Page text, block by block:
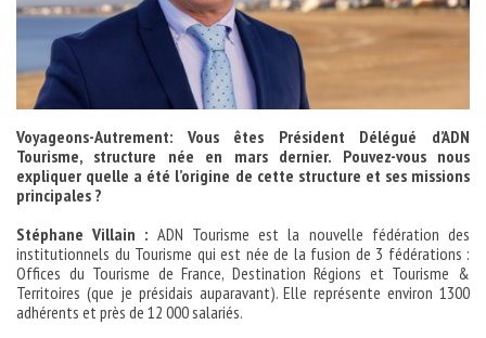
Voyageons-Autrement: Vous êtes Président Délégué d’ADN
Tourisme, structure née en mars dernier. Pouvez-vous nous
expliquer quelle a été l’origine de cette structure et ses missions
principales ?
Stéphane Villain : ADN Tourisme est la nouvelle fédération des
institutionnels du Tourisme qui est née de la fusion de 3 fédérations :
Offices du Tourisme de France, Destination Régions et Tourisme &
Territoires (que je présidais auparavant). Elle représente environ 1300
adhérents et près de 12 000 salariés.